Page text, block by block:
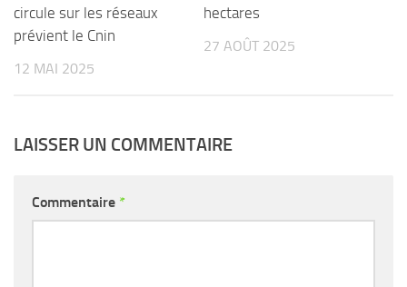
circule sur les réseaux
prévient le Cnin
12 MAI 2025
hectares
27 AOÛT 2025
LAISSER UN COMMENTAIRE
Commentaire *